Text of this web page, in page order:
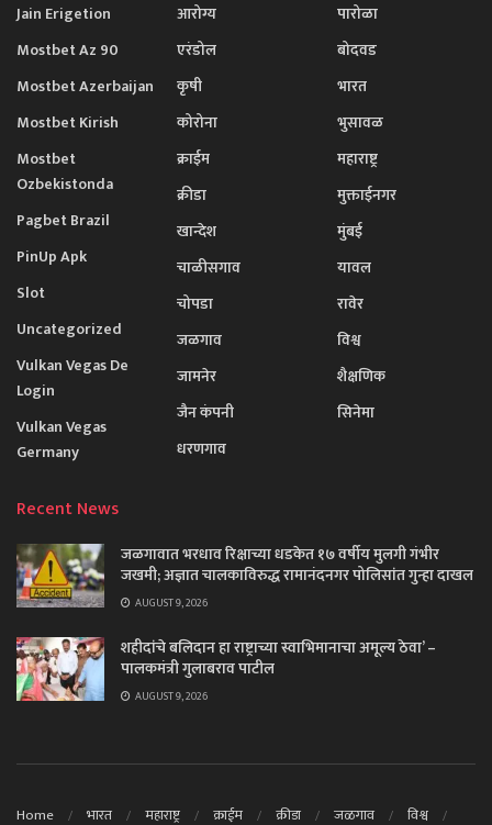
Jain Erigetion
Mostbet Az 90
Mostbet Azerbaijan
Mostbet Kirish
Mostbet
Ozbekistonda
Pagbet Brazil
PinUp Apk
Slot
Uncategorized
Vulkan Vegas De
Login
Vulkan Vegas
Germany
आरोग्य
एरंडोल
कृषी
कोरोना
क्राईम
क्रीडा
खान्देश
चाळीसगाव
चोपडा
जळगाव
जामनेर
जैन कंपनी
धरणगाव
पारोळा
बोदवड
भारत
भुसावळ
महाराष्ट्र
मुक्ताईनगर
मुंबई
यावल
रावेर
विश्व
शैक्षणिक
सिनेमा
Recent News
जळगावात भरधाव रिक्षाच्या धडकेत १७ वर्षीय मुलगी गंभीर
जखमी; अज्ञात चालकाविरुद्ध रामानंदनगर पोलिसांत गुन्हा दाखल
AUGUST 9, 2026
शहीदांचे बलिदान हा राष्ट्राच्या स्वाभिमानाचा अमूल्य ठेवा’ –
पालकमंत्री गुलाबराव पाटील
AUGUST 9, 2026
Home भारत महाराष्ट्र क्राईम क्रीडा जळगाव विश्व